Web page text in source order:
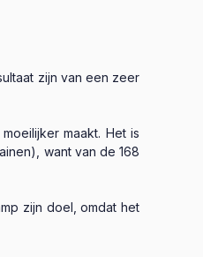
zijn van een zeer
maakt. Het is
want van de 168
zijn doel, omdat het